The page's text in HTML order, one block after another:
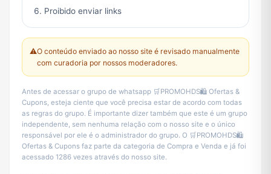
Proibido enviar links
⚠️O conteúdo enviado ao nosso site é revisado manualmente
com curadoria por nossos moderadores.
Antes de acessar o grupo de whatsapp 🛒PROMOHDS🛍️ Ofertas &
Cupons, esteja ciente que você precisa estar de acordo com todas
as regras do grupo. É importante dizer também que este é um grupo
independente, sem nenhuma relação com o nosso site e o único
responsável por ele é o administrador do grupo. O 🛒PROMOHDS🛍️
Ofertas & Cupons faz parte da categoria de Compra e Venda e já foi
acessado 1286 vezes através do nosso site.